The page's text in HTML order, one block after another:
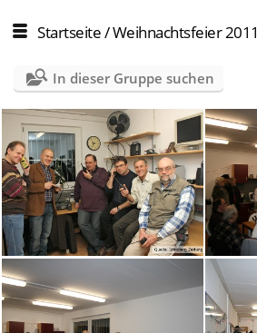
Startseite/Weihnachtsfeier 2011
In dieser Gruppe suchen